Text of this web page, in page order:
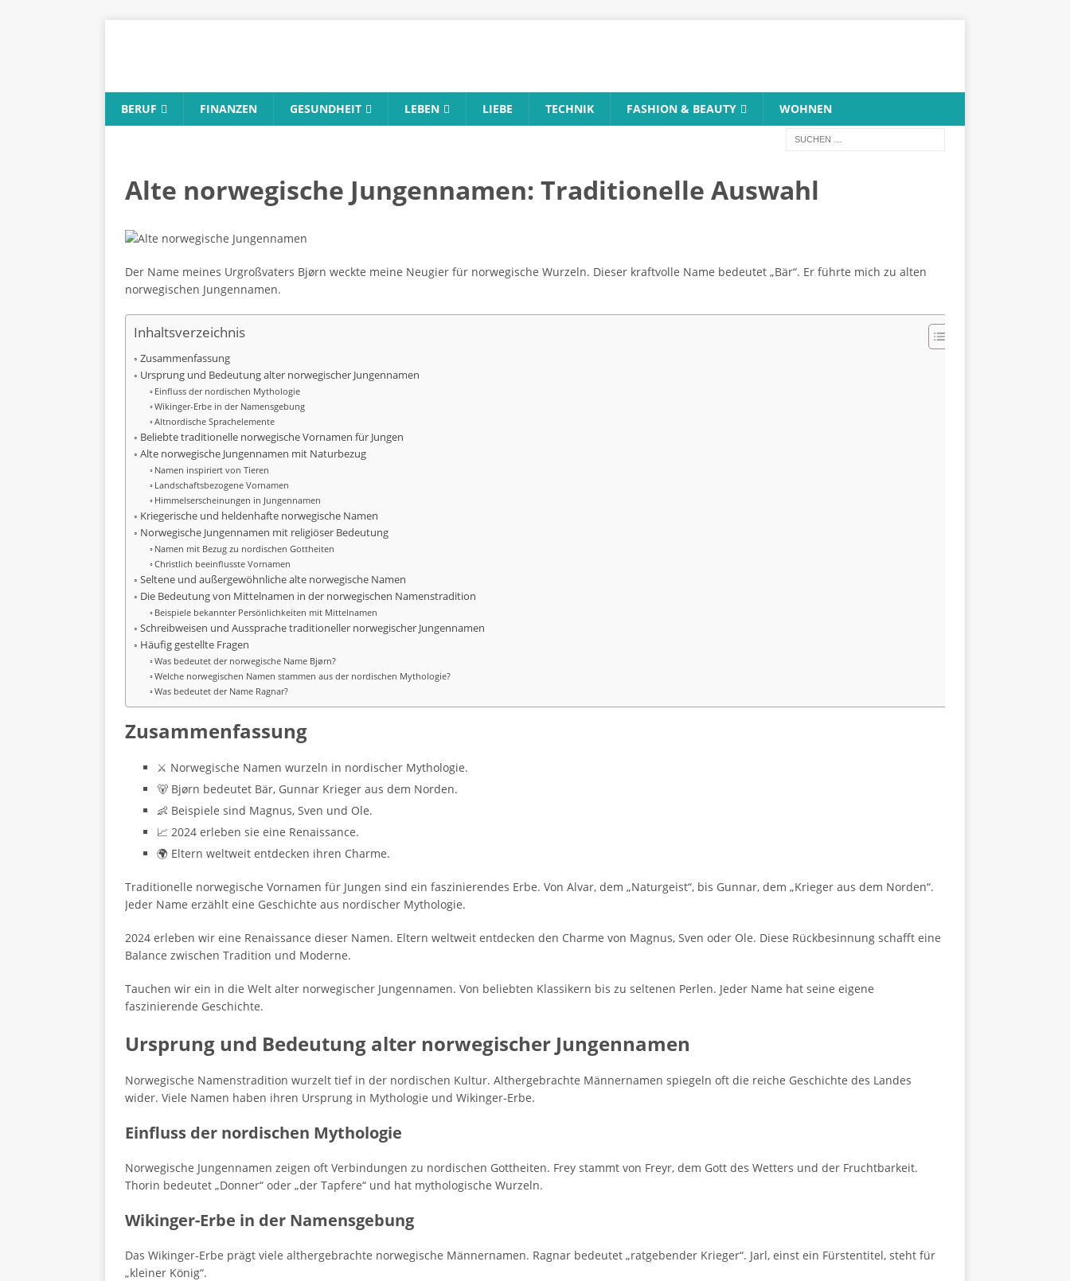
BERUF FINANZEN GESUNDHEIT LEBEN LIEBE TECHNIK FASHION & BEAUTY WOHNEN
Alte norwegische Jungennamen: Traditionelle Auswahl
Der Name meines Urgroßvaters Bjørn weckte meine Neugier für norwegische Wurzeln. Dieser kraftvolle Name bedeutet „Bär“. Er führte mich zu alten
norwegischen Jungennamen.
Inhaltsverzeichnis
Zusammenfassung
Ursprung und Bedeutung alter norwegischer Jungennamen
Einfluss der nordischen Mythologie
Wikinger-Erbe in der Namensgebung
Altnordische Sprachelemente
Beliebte traditionelle norwegische Vornamen für Jungen
Alte norwegische Jungennamen mit Naturbezug
Namen inspiriert von Tieren
Landschaftsbezogene Vornamen
Himmelserscheinungen in Jungennamen
Kriegerische und heldenhafte norwegische Namen
Norwegische Jungennamen mit religiöser Bedeutung
Namen mit Bezug zu nordischen Gottheiten
Christlich beeinflusste Vornamen
Seltene und außergewöhnliche alte norwegische Namen
Die Bedeutung von Mittelnamen in der norwegischen Namenstradition
Beispiele bekannter Persönlichkeiten mit Mittelnamen
Schreibweisen und Aussprache traditioneller norwegischer Jungennamen
Häufig gestellte Fragen
Was bedeutet der norwegische Name Bjørn?
Welche norwegischen Namen stammen aus der nordischen Mythologie?
Was bedeutet der Name Ragnar?
Zusammenfassung
⚔️ Norwegische Namen wurzeln in nordischer Mythologie.
🐻 Bjørn bedeutet Bär, Gunnar Krieger aus dem Norden.
👶 Beispiele sind Magnus, Sven und Ole.
📈 2024 erleben sie eine Renaissance.
🌍 Eltern weltweit entdecken ihren Charme.
Traditionelle norwegische Vornamen für Jungen sind ein faszinierendes Erbe. Von Alvar, dem „Naturgeist“, bis Gunnar, dem „Krieger aus dem Norden“.
Jeder Name erzählt eine Geschichte aus nordischer Mythologie.
2024 erleben wir eine Renaissance dieser Namen. Eltern weltweit entdecken den Charme von Magnus, Sven oder Ole. Diese Rückbesinnung schafft eine
Balance zwischen Tradition und Moderne.
Tauchen wir ein in die Welt alter norwegischer Jungennamen. Von beliebten Klassikern bis zu seltenen Perlen. Jeder Name hat seine eigene
faszinierende Geschichte.
Ursprung und Bedeutung alter norwegischer Jungennamen
Norwegische Namenstradition wurzelt tief in der nordischen Kultur. Althergebrachte Männernamen spiegeln oft die reiche Geschichte des Landes
wider. Viele Namen haben ihren Ursprung in Mythologie und Wikinger-Erbe.
Einfluss der nordischen Mythologie
Norwegische Jungennamen zeigen oft Verbindungen zu nordischen Gottheiten. Frey stammt von Freyr, dem Gott des Wetters und der Fruchtbarkeit.
Thorin bedeutet „Donner“ oder „der Tapfere“ und hat mythologische Wurzeln.
Wikinger-Erbe in der Namensgebung
Das Wikinger-Erbe prägt viele althergebrachte norwegische Männernamen. Ragnar bedeutet „ratgebender Krieger“. Jarl, einst ein Fürstentitel, steht für
„kleiner König“.